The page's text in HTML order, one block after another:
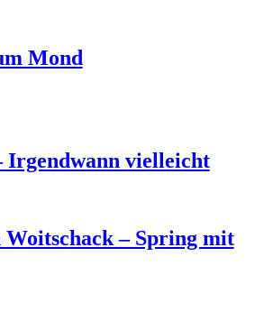
Mond
vielleicht
– Spring mit